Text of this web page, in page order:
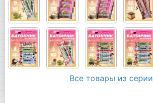
Все товары из серии